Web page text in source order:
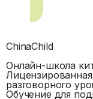
ChinaChild
Онлайн-школа
разговорного
Обучение для